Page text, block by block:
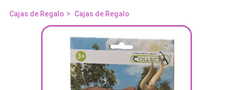
Cajas de Regalo > Cajas de Regalo